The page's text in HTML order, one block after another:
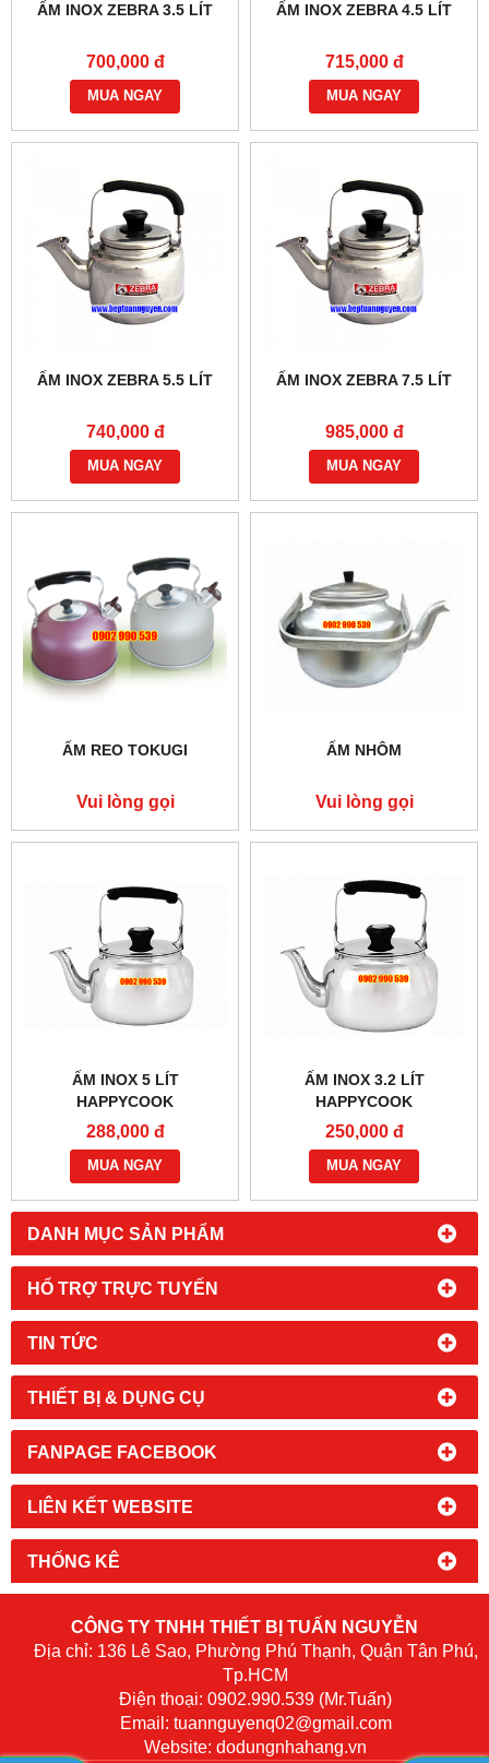
DANH MỤC SẢN PHẨM
HỔ TRỢ TRỰC TUYẾN
TIN TỨC
THIẾT BỊ & DỤNG CỤ
FANPAGE FACEBOOK
LIÊN KẾT WEBSITE
THỐNG KÊ
ẤM INOX ZEBRA 3.5 LÍT
700,000 đ
MUA NGAY
ẤM INOX ZEBRA 4.5 LÍT
715,000 đ
MUA NGAY
ẤM INOX ZEBRA 5.5 LÍT
740,000 đ
MUA NGAY
ẤM INOX ZEBRA 7.5 LÍT
985,000 đ
MUA NGAY
ẤM REO TOKUGI
Vui lòng gọi
ẤM NHÔM
Vui lòng gọi
ẤM INOX 5 LÍT
HAPPYCOOK
288,000 đ
MUA NGAY
ẤM INOX 3.2 LÍT
HAPPYCOOK
250,000 đ
MUA NGAY
CÔNG TY TNHH THIẾT BỊ TUẤN NGUYỄN
Địa chỉ: 136 Lê Sao, Phường Phú Thạnh, Quận Tân Phú,
Tp.HCM
​Điện thoại: 0902.990.539 (Mr.Tuấn)
Email: tuannguyenq02@gmail.com
Website: dodungnhahang.vn